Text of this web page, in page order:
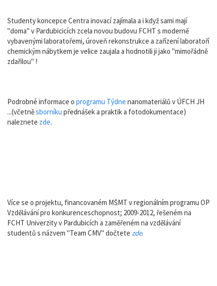
Studenty koncepce Centra inovací zajímala a i když sami mají
"doma" v Pardubicicích zcela novou budovu FCHT s moderně
vybavenými laboratořemi, úroveň rekonstrukce a zařízení laboratoří
chemickým nábytkem je velice zaujala a hodnotili ji jako "mimořádně
zdařilou" !
Podrobné informace o programu Týdne nanomateriálů v ÚFCH JH
...(včetněsborníku přednášek a praktik a fotodokumentace)
naleznete zde.
Více se o projektu, financovaném MŠMT v regionálním programu OP
Vzdělávání pro konkurenceschopnost; 2009-2012, řešeném na
FCHT Univerzity v Pardubicích a zaměřeném na vzdělávání
studentů s názvem "Team CMV" dočtete zde.